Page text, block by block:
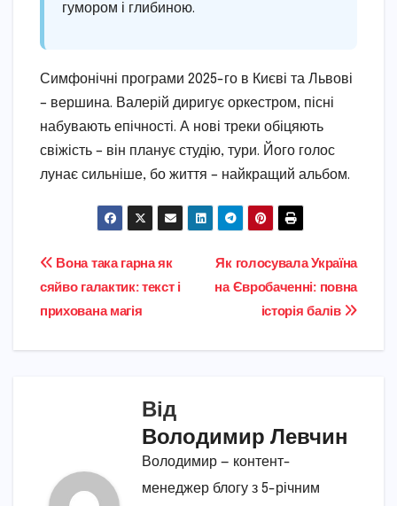
гумором і глибиною.
Симфонічні програми 2025-го в Києві та Львові
– вершина. Валерій диригує оркестром, пісні
набувають епічності. А нові треки обіцяють
свіжість – він планує студію, тури. Його голос
лунає сильніше, бо життя – найкращий альбом.
Навігація
записів
Як голосувала Україна
на Євробаченні: повна
історія балів
Вона така гарна як
сяйво галактик: текст і
прихована магія
Від
Володимир Левчин
Володимир — контент-
менеджер блогу з 5-річним